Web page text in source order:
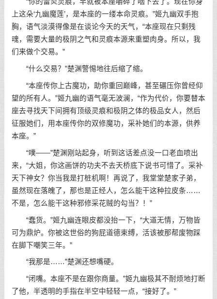
“你的雷炎灵痕，早就被本座嚼碎了咽下去了。现在你身
上这朵‘九幽魔莲’，是本座的一缕本命灵痕。”姬九幽双手抱
胸，语气淡漠得像是在谈论今天的天气，“本座现在只剩残
魂，需要大量的极阴之气和灵痕本源来重塑肉身。所以，我
们来做个交易。”
“什么交易？”楚渊警惕地往后缩了缩。
“本座传你上古魔功，助你重回巅峰，甚至碾压你曾经仰
望的所有人。”姬九幽的语气毫无波澜，“作为代价，你要替本
座去寻找天下间拥有顶级灵痕和极阴之体的极品女人，然后
征服她们，用本座传你的双修魔功，采补她们的本源，供养
本座。”
“噗——”楚渊刚站起身，听到这话差点没一口老血喷出
来，“大姐，你这画饼的功夫不去天桥底下说书可惜了。采补
天下神女？你当我是打桩机啊！再说了，我堂堂楚家子弟，
虽然现在落魄了，那也是正经人，怎么能干这种拉皮条……
不是，怎么能干这种邪修采花贼的勾当？！”
“蠢货。”姬九幽连眼皮都没抬一下，“大道无情，万物皆
可为鼎炉。你被这世俗的狗屁道德束缚，活该被那帮废物踩
在脚下嘲笑三年。”
“我那是……”楚渊还想嘴硬。
“闭嘴。本座不是在跟你商量。”姬九幽极其不耐烦地打断
了他，半透明的手指在半空中轻轻一点，“接好了。”